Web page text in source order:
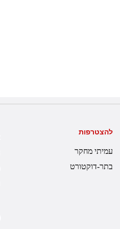
להצטרפות
עמיתי מחקר
בתר-דוקטורט